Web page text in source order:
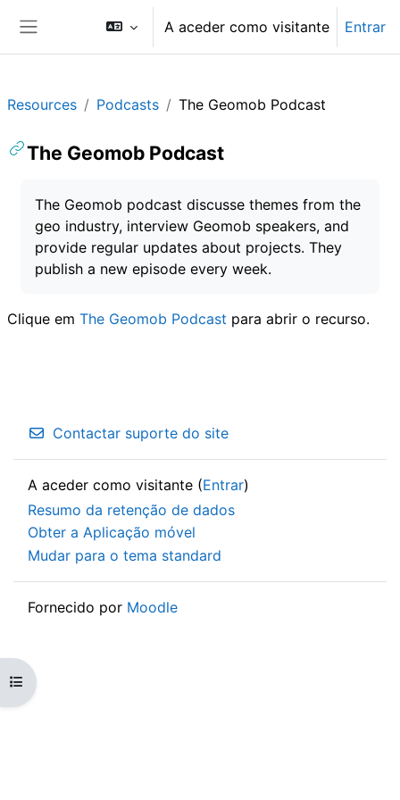
Ir para o conteúdo principal
A aceder como visitante Entrar
Abrir índice da disciplina
Resources Podcasts The Geomob Podcast
The Geomob Podcast
The Geomob podcast discusse themes from the
geo industry, interview Geomob speakers, and
provide regular updates about projects. They
publish a new episode every week.
Clique em The Geomob Podcast para abrir o recurso.
Contactar suporte do site
A aceder como visitante (Entrar)
Resumo da retenção de dados
Obter a Aplicação móvel
Mudar para o tema standard
Fornecido por Moodle